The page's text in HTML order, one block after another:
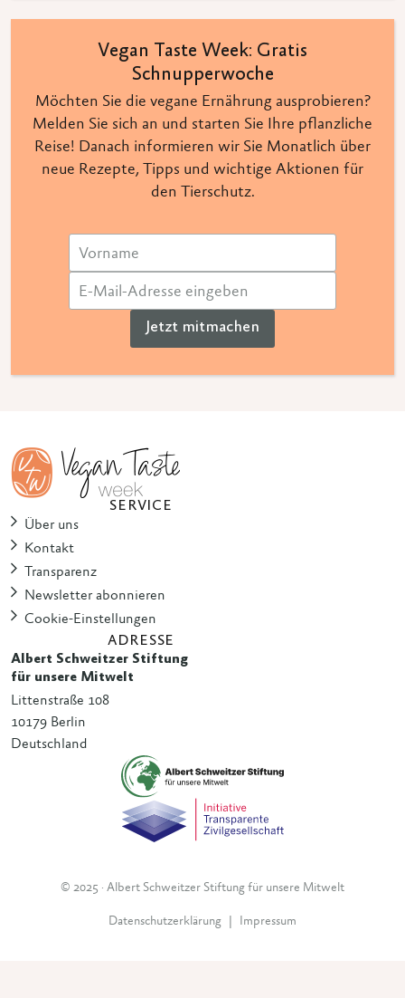
Vegan Taste Week: Gratis
Schnupperwoche
Möchten Sie die vegane Ernährung ausprobieren?
Melden Sie sich an und starten Sie Ihre pflanzliche
Reise! Danach informieren wir Sie Monatlich über
neue Rezepte, Tipps und wichtige Aktionen für
den Tierschutz.
Jetzt mitmachen
SERVICE
Über uns
Kontakt
Transparenz
Newsletter abonnieren
Cookie-Einstellungen
ADRESSE
Albert Schweitzer Stiftung
für unsere Mitwelt
Littenstraße 108
10179 Berlin
Deutschland
© 2025 · Albert Schweitzer Stiftung für unsere Mitwelt
Datenschutzerklärung Impressum